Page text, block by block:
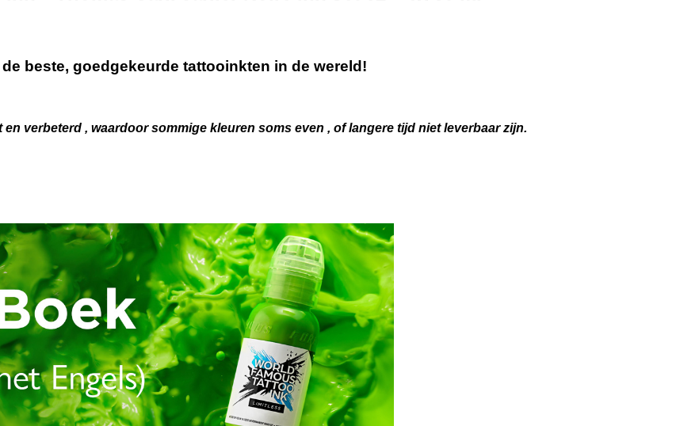
de beste, goedgekeurde tattooinkten in de wereld!
verbeterd , waardoor sommige kleuren soms even , of langere tijd niet leverbaar zijn.